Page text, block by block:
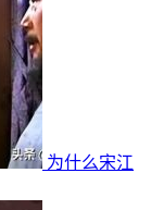
为什么宋江